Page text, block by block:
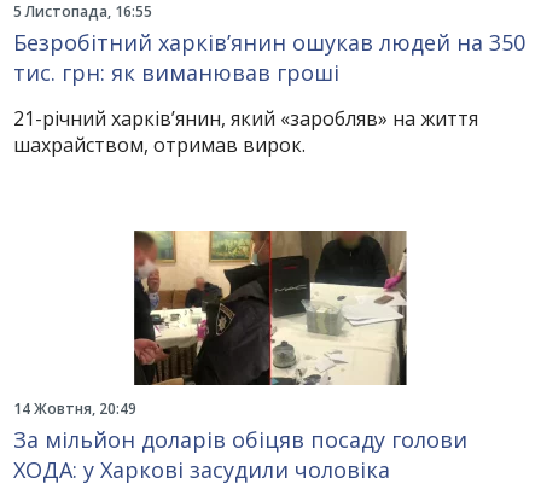
5 Листопада, 16:55
Безробітний харків’янин ошукав людей на 350
тис. грн: як виманював гроші
21-річний харків’янин, який «заробляв» на життя
шахрайством, отримав вирок.
14 Жовтня, 20:49
За мільйон доларів обіцяв посаду голови
ХОДА: у Харкові засудили чоловіка